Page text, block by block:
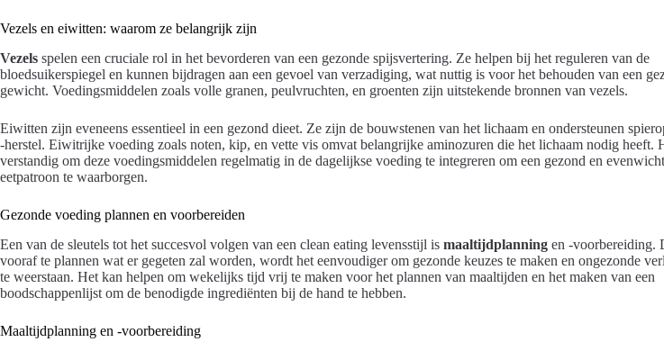
Vezels en eiwitten: waarom ze belangrijk zijn
Vezels spelen een cruciale rol in het bevorderen van een gezonde spijsvertering. Ze helpen bij het reguleren van de
bloedsuikerspiegel en kunnen bijdragen aan een gevoel van verzadiging, wat nuttig is voor het behouden van een
gewicht. Voedingsmiddelen zoals volle granen, peulvruchten, en groenten zijn uitstekende bronnen van vezels.
Eiwitten zijn eveneens essentieel in een gezond dieet. Ze zijn de bouwstenen van het lichaam en ondersteunen
-herstel. Eiwitrijke voeding zoals noten, kip, en vette vis omvat belangrijke aminozuren die het lichaam nodig heeft.
verstandig om deze voedingsmiddelen regelmatig in de dagelijkse voeding te integreren om een gezond en
eetpatroon te waarborgen.
Gezonde voeding plannen en voorbereiden
Een van de sleutels tot het succesvol volgen van een clean eating levensstijl is maaltijdplanning en -voorbereiding.
vooraf te plannen wat er gegeten zal worden, wordt het eenvoudiger om gezonde keuzes te maken en ongezonde
te weerstaan. Het kan helpen om wekelijks tijd vrij te maken voor het plannen van maaltijden en het maken van een
boodschappenlijst om de benodigde ingrediënten bij de hand te hebben.
Maaltijdplanning en -voorbereiding